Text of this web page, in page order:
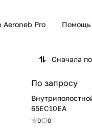
Aeroneb Pro Помощь
Сначала
По запросу
65EC10EA
0 0